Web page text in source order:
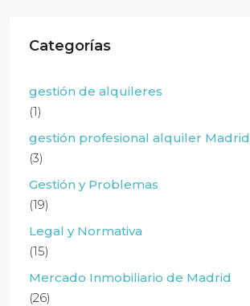
Categorías
gestión de alquileres
(1)
gestión profesional alquiler Madrid
(3)
Gestión y Problemas
(19)
Legal y Normativa
(15)
Mercado Inmobiliario de Madrid
(26)